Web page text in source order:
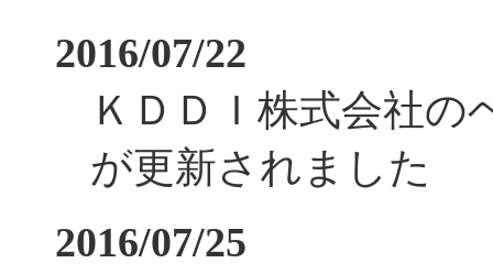
2016/07/22
ＫＤＤＩ株式会社の
が更新されました
2016/07/25